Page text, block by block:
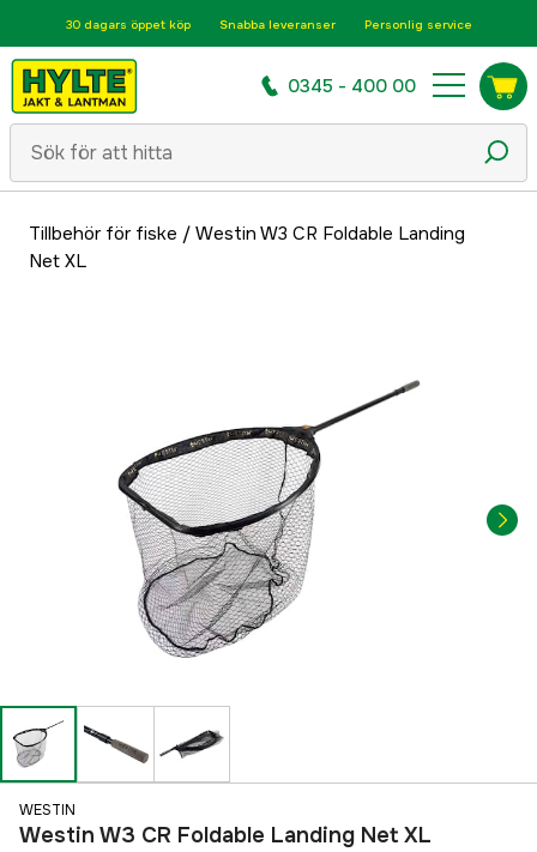
30 dagars öppet köp Snabba leveranser Personlig service
0345 - 400 00
Tillbehör för fiske / Westin W3 CR Foldable Landing
Net XL
WESTIN
Westin W3 CR Foldable Landing Net XL